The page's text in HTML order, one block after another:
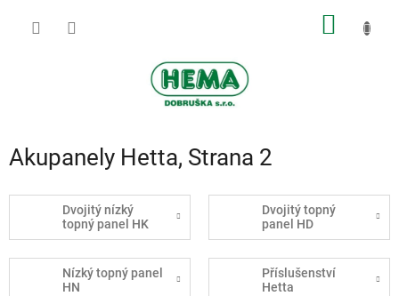
Akupanely Hetta, Strana 2
Dvojitý nízký
topný panel HK
Dvojitý topný
panel HD
Nízký topný panel
HN
Příslušenství
Hetta